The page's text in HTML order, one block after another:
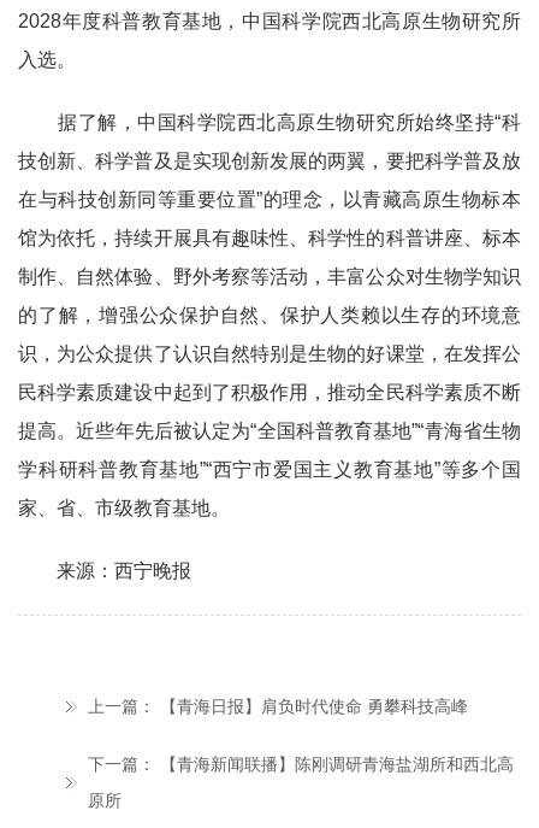
2028年度科普教育基地，中国科学院西北高原生物研究所
入选。
据了解，中国科学院西北高原生物研究所始终坚持“科
技创新、科学普及是实现创新发展的两翼，要把科学普及放
在与科技创新同等重要位置”的理念，以青藏高原生物标本
馆为依托，持续开展具有趣味性、科学性的科普讲座、标本
制作、自然体验、野外考察等活动，丰富公众对生物学知识
的了解，增强公众保护自然、保护人类赖以生存的环境意
识，为公众提供了认识自然特别是生物的好课堂，在发挥公
民科学素质建设中起到了积极作用，推动全民科学素质不断
提高。近些年先后被认定为“全国科普教育基地”“青海省生物
学科研科普教育基地”“西宁市爱国主义教育基地”等多个国
家、省、市级教育基地。
来源：西宁晚报
上一篇： 【青海日报】肩负时代使命 勇攀科技高峰
下一篇：
【青海新闻联播】陈刚调研青海盐湖所和西北高
原所